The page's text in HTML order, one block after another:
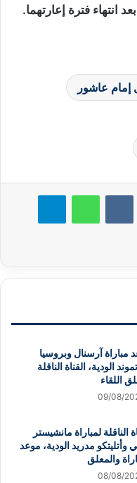
انتهاء فترة إعارتهما.
عاشور
واتساب
مباراة آرسنال وبروسيا
الودية، القناة الناقلة
اللقاء
09/08/
الناقلة لمباراة مانشيستر
وأتليتكو مدريد الودية، موعد
والمعلق
08/08/